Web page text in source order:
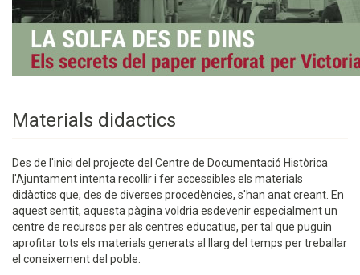
Materials didactics
Des de l'inici del projecte del Centre de Documentació Històrica
l'Ajuntament intenta recollir i fer accessibles els materials
didàctics que, des de diverses procedències, s'han anat creant. En
aquest sentit, aquesta pàgina voldria esdevenir especialment un
centre de recursos per als centres educatius, per tal que puguin
aprofitar tots els materials generats al llarg del temps per treballar
el coneixement del poble.